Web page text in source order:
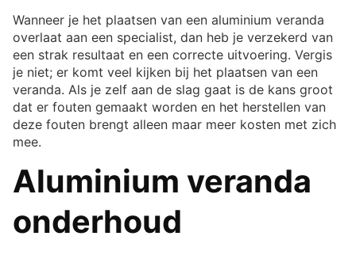
Wanneer je het plaatsen van een aluminium veranda
overlaat aan een specialist, dan heb je verzekerd van
een strak resultaat en een correcte uitvoering. Vergis
je niet; er komt veel kijken bij het plaatsen van een
veranda. Als je zelf aan de slag gaat is de kans groot
dat er fouten gemaakt worden en het herstellen van
deze fouten brengt alleen maar meer kosten met zich
mee.
Aluminium veranda
onderhoud